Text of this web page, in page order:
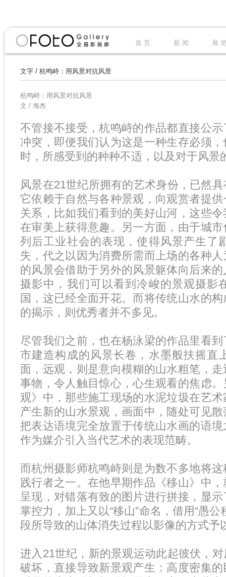
首 页 新 闻 展
文字 / 杭鸣峙：用风景对抗风景
杭鸣峙：用风景对抗风景
文 / 海杰
不管接不接受，杭鸣峙的作品都直接公
冲突，即便我们认为这是一种生存必须
时，所感受到的种种不适，以及对于风景
风景在21世纪所拥有的艺术身份，已然
它依赖于自然与各种景观，向观赏者提
关系，比如我们看到的美好山河，这些
在审美上获得意趣。另一方面，由于城
列后工业社会的表现，使得风景产生了
失，代之以因为消费所需而上场的各种
的风景会借助于另外的风景躯体向后来
摄影中，我们可以看到冷峻的景观摄影
国，这已经全面开花。而将传统山水的
的揭示，则优秀者并不多见。
尽管我们之前，也在杨泳梁的作品里看
市建造构成的风景长卷，水墨般扶摇直
面，远观，则是意向模糊的山水粗笔，
事物，令人触目惊心，心生观看的焦虑
观》中，那些施工现场的水泥垃圾在艺
产生新的山水景观，画面中，随处可见
把表达语境完全放置于传统山水画的语
作为媒介引入当代艺术的表现范畴。
而杭州摄影师杭鸣峙则是为数不多地将
践行者之一。在他早期作品《移山》中
呈现，对错落有致的图片进行拼接，显
掌控力，加上又以“移山”命名，借用“愚
段所导致的山体消失过程以影像的方式予
进入21世纪，新的景观运动此起彼伏，
破坏，直接导致新景观产生：高度密集